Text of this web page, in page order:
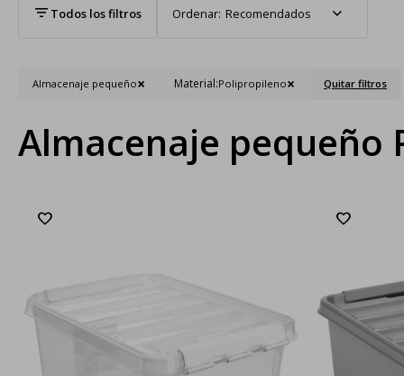
Recomendados
Almacenaje pequeño Material:Polipropileno Quitar filtros
Almacenaje pequeño